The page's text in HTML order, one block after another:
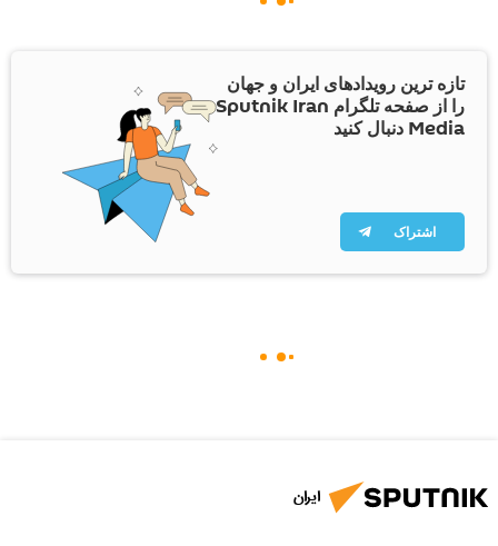
تازه ترین رویدادهای ایران و جهان
را از صفحه تلگرام Sputnik Iran
Media دنبال کنید
اشتراک
ایران